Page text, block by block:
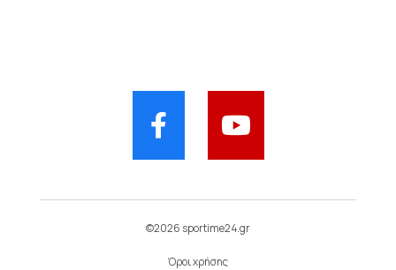
©2026 sportime24.gr
Όροι χρήσης